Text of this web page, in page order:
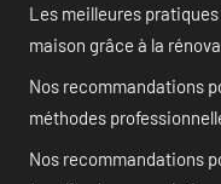
Les meilleures
maison grâce à la
Nos recommandations
méthodes
Nos recommandations